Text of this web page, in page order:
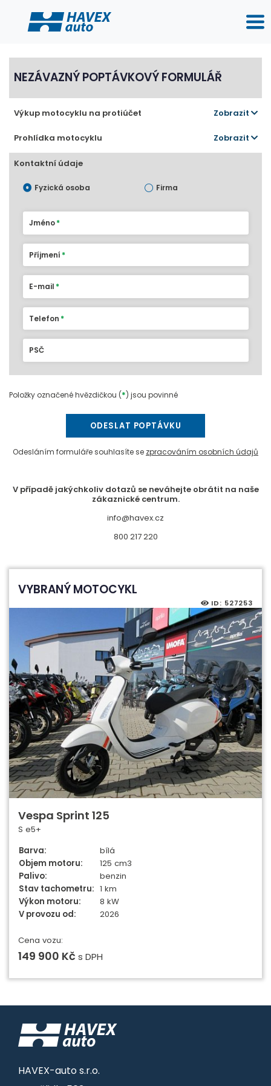
NEZÁVAZNÝ POPTÁVKOVÝ FORMULÁŘ
Výkup motocyklu na protiúčet Zobrazit
Prohlídka motocyklu Zobrazit
Kontaktní údaje
Fyzická osoba Firma
Jméno
Příjmení
E-mail
Telefon
PSČ
Položky označené hvězdičkou (*) jsou povinné
ODESLAT POPTÁVKU
Odesláním formuláře souhlasíte se zpracováním osobních údajů
V případě jakýchkoliv dotazů se neváhejte obrátit na naše
zákaznické centrum.
info@havex.cz
800 217 220
VYBRANÝ MOTOCYKL
ID: 527253
Vespa Sprint 125
S e5+
Barva:
bílá
Objem motoru:
125 cm3
Palivo:
benzin
Stav tachometru: 1 km
Výkon motoru:
8 kW
V provozu od:
2026
Cena vozu:
149 900 Kč s DPH
HAVEX-auto s.r.o.